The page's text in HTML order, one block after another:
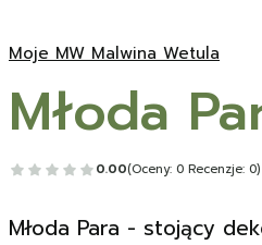
Moje MW Malwina Wetula
Młoda
0.00(Oceny: 0 Recenzje: 0)
Młoda Para - stojący